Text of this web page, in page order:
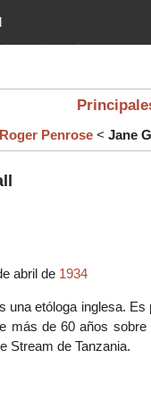
etc.)
Roger Penrose < Jane
abril de 1934
una etóloga inglesa.
más de 60 años
Stream de Tanzania.